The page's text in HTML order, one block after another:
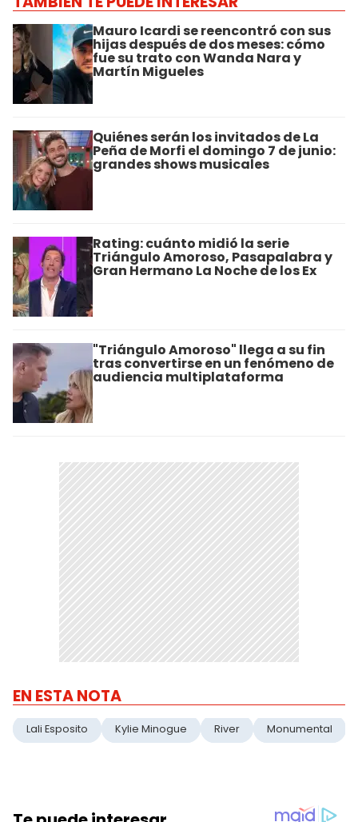
Mauro Icardi se reencontró con sus
hijas después de dos meses: cómo
fue su trato con Wanda Nara y
Martín Migueles
Quiénes serán los invitados de La
Peña de Morfi el domingo 7 de junio:
grandes shows musicales
Rating: cuánto midió la serie
Triángulo Amoroso, Pasapalabra y
Gran Hermano La Noche de los Ex
"Triángulo Amoroso" llega a su fin
tras convertirse en un fenómeno de
audiencia multiplataforma
EN ESTA NOTA
Lali Esposito Kylie Minogue River Monumental